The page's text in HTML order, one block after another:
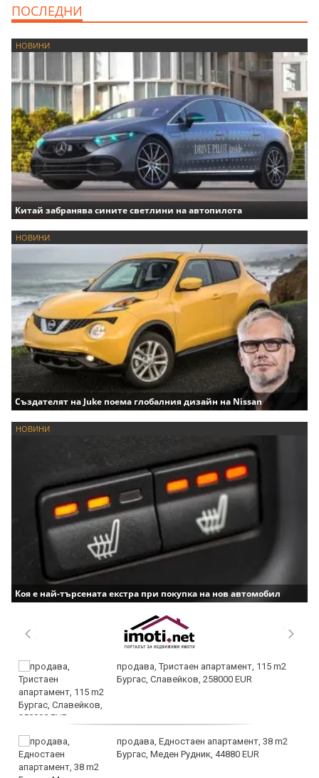
ПОСЛЕДНИ
НОВИНИ
Китай забранява сините светлини на автопилота
НОВИНИ
Създателят на Juke поема глобалния дизайн на Nissan
НОВИНИ
Коя е най-търсената екстра при покупка на нов автомобил
продава, Тристаен апартамент, 115 m2
Бургас, Славейков, 258000 EUR
продава, Едностаен апартамент, 38 m2
Бургас, Меден Рудник, 44880 EUR